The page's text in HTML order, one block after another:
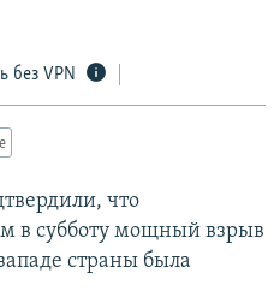
без VPN
что
в субботу мощный взрыв
страны была